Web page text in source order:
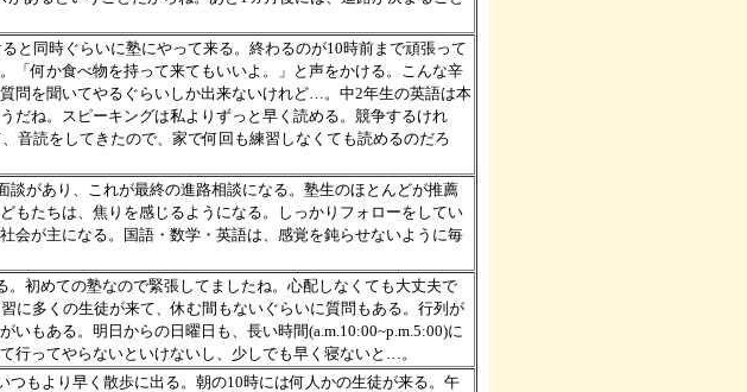
と同時ぐらいに塾にやって来る。終わるのが10時前まで頑張って
「何か食べ物を持って来てもいいよ。」と声をかける。こんな辛
問を聞いてやるぐらいしか出来ないけれど…。中2年生の英語は本
だね。スピーキングは私よりずっと早く読める。競争するけれ
音読をしてきたので、家で何回も練習しなくても読めるのだろ
があり、これが最終の進路相談になる。塾生のほとんどが推薦
もたちは、焦りを感じるようになる。しっかりフォローをしてい
会が主になる。国語・数学・英語は、感覚を鈍らせないように毎
初めての塾なので緊張してましたね。心配しなくても大丈夫で
に多くの生徒が来て、休む間もないぐらいに質問もある。行列が
いもある。明日からの日曜日も、長い時間(a.m.10:00~p.m.5:00)に
行ってやらないといけないし、少しでも早く寝ないと…。
もより早く散歩に出る。朝の10時には何人かの生徒が来る。午